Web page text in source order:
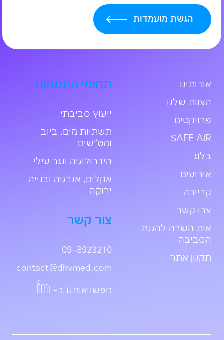
אודותינו
הצוות שלנו
פרויקטים
SAFE AIR
בלוג
אירועים
קריירה
צרו קשר
אות השרה להגנת
הסביבה
תקנון אתר
תחומי התמחות
ייעוץ סביבתי
תשתיות מים, ביוב
ומט”שים
הידרולוגיה ונגר עילי
אקלים, אנרגיה ובנייה
ירוקה
צור קשר
09-8923210
contact@dhvmed.com
חפשו אותנו ב-